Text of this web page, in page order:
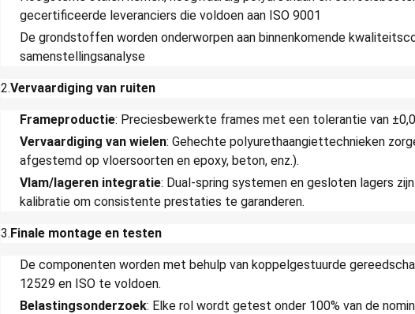
gecertificeerde leveranciers die voldoen aan ISO 9001
De grondstoffen worden onderworpen aan binnenkomende
samenstellingsanalyse
2.Vervaardiging van ruiten
Frameproductie: Preciesbewerkte frames met een tolerantie van
Vervaardiging van wielen: Gehechte polyurethaangiettechnieken
afgestemd op vloersoorten en epoxy, beton, enz.).
Vlam/lageren integratie: Dual-spring systemen en gesloten lagers
kalibratie om consistente prestaties te garanderen.
3.Finale montage en testen
De componenten worden met behulp van koppelgestuurde
12529 en ISO te voldoen.
Belastingsonderzoek: Elke rol wordt getest onder 100% van de